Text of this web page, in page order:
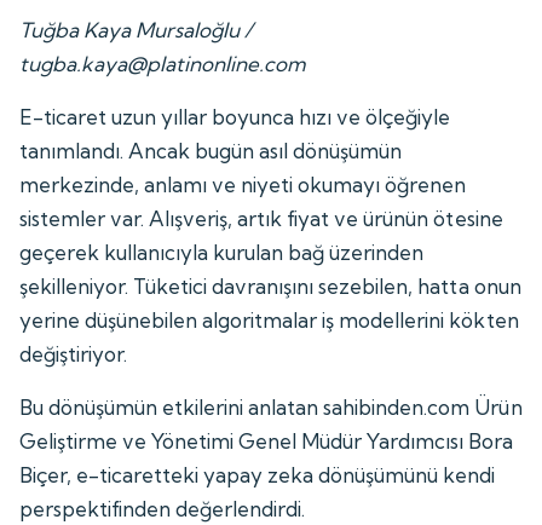
Tuğba Kaya Mursaloğlu /
tugba.kaya@platinonline.com
E-ticaret uzun yıllar boyunca hızı ve ölçeğiyle
tanımlandı. Ancak bugün asıl dönüşümün
merkezinde, anlamı ve niyeti okumayı öğrenen
sistemler var. Alışveriş, artık fiyat ve ürünün ötesine
geçerek kullanıcıyla kurulan bağ üzerinden
şekilleniyor. Tüketici davranışını sezebilen, hatta onun
yerine düşünebilen algoritmalar iş modellerini kökten
değiştiriyor.
Bu dönüşümün etkilerini anlatan sahibinden.com Ürün
Geliştirme ve Yönetimi Genel Müdür Yardımcısı Bora
Biçer, e-ticaretteki yapay zeka dönüşümünü kendi
perspektifinden değerlendirdi.